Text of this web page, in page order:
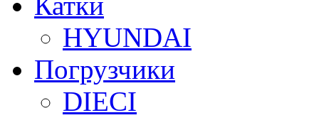
HYUNDAI
Погрузчики
DIECI